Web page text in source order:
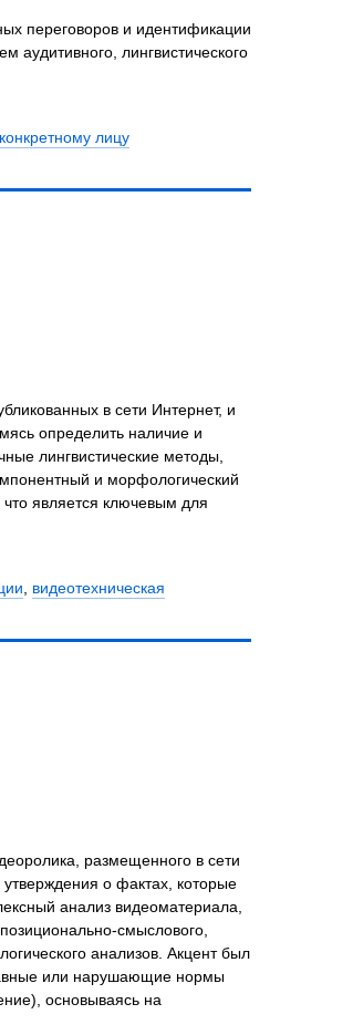
переговоров и идентификации
аудитивного, лингвистического
лицу
в сети Интернет, и
определить наличие и
лингвистические методы,
и морфологический
является ключевым для
, видеотехническая
размещенного в сети
о фактах, которые
анализ видеоматериала,
смыслового,
анализов. Акцент был
или нарушающие нормы
основываясь на